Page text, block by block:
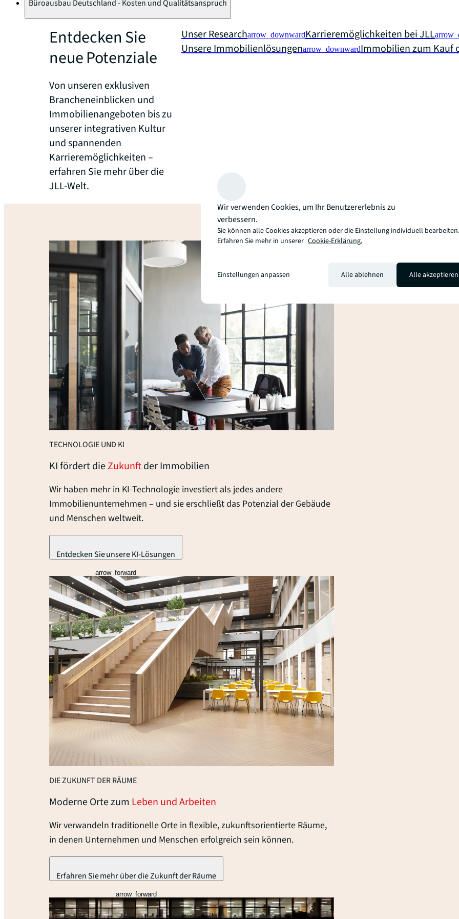
Büroausbau Deutschland - Kosten und Qualitätsanspruch
Entdecken Sie
neue Potenziale
Von unseren exklusiven
Brancheneinblicken und
Immobilienangeboten bis zu
unserer integrativen Kultur
und spannenden
Karrieremöglichkeiten –
erfahren Sie mehr über die
JLL-Welt.
Unser Researcharrow_downwardKarrieremöglichkeiten bei JLL
Unsere Immobilienlösungenarrow_downwardImmobilien zum Kauf
TECHNOLOGIE UND KI
KI fördert dieZukunftderImmobilien
Wir haben mehr in KI-Technologie investiert als jedes andere
Immobilienunternehmen – und sie erschließt das Potenzial der Gebäude
und Menschen weltweit.
Entdecken Sie unsere KI-Lösungen
arrow_forward
DIE ZUKUNFT DER RÄUME
Moderne Orte zum Leben und Arbeiten
Wir verwandeln traditionelle Orte in flexible, zukunftsorientierte Räume,
in denen Unternehmen und Menschen erfolgreich sein können.
Erfahren Sie mehr über die Zukunft der Räume
arrow_forward
Wir verwenden Cookies, um Ihr Benutzererlebnis zu
verbessern.
Sie können alle Cookies akzeptieren oder die Einstellung individuell bearbeiten.
Erfahren Sie mehr in unserer Cookie-Erklärung.
Einstellungen anpassen Alle ablehnen Alle akzeptieren